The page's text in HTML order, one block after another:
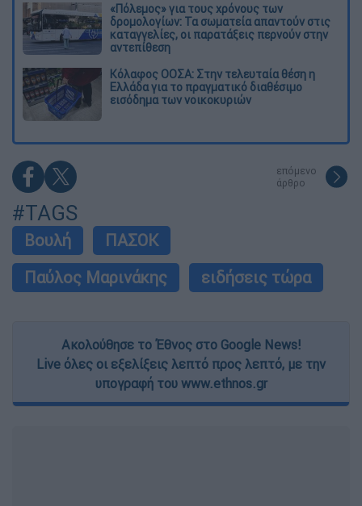
«Πόλεμος» για τους χρόνους των
δρομολογίων: Τα σωματεία απαντούν στις
καταγγελίες, οι παρατάξεις περνούν στην
αντεπίθεση
Κόλαφος ΟΟΣΑ: Στην τελευταία θέση η
Ελλάδα για το πραγματικό διαθέσιμο
εισόδημα των νοικοκυριών
επόμενο
άρθρο
#TAGS
Βουλή
ΠΑΣΟΚ
Παύλος Μαρινάκης
ειδήσεις τώρα
Ακολούθησε το Έθνος στο Google News!
Live όλες οι εξελίξεις λεπτό προς λεπτό, με την
υπογραφή του www.ethnos.gr